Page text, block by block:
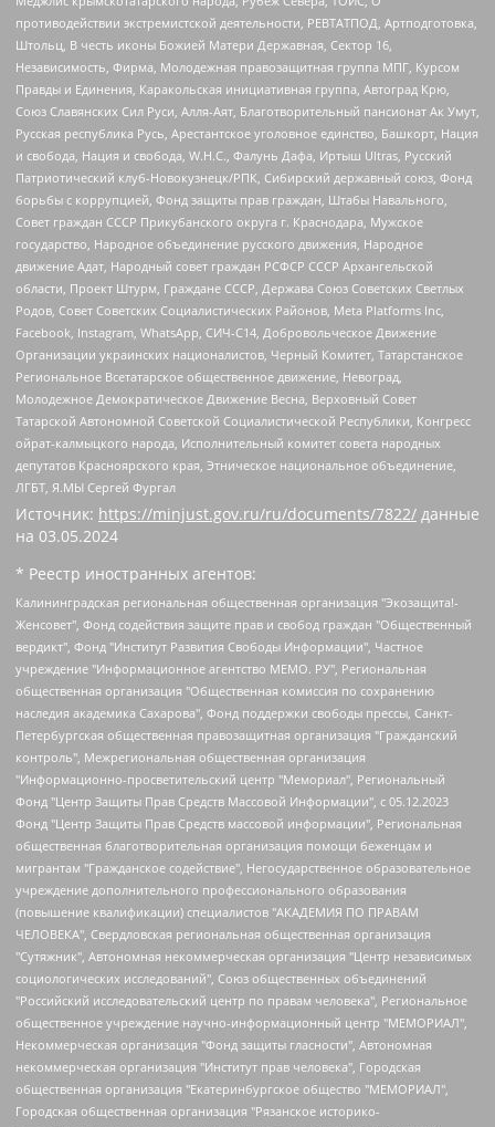
противодействии экстремистской деятельности, РЕВТАТПОД, Артподготовка,
Штольц, В честь иконы Божией Матери Державная, Сектор 16,
Независимость, Фирма, Молодежная правозащитная группа МПГ, Курсом
Правды и Единения, Каракольская инициативная группа, Автоград Крю,
Союз Славянских Сил Руси, Алля-Аят, Благотворительный пансионат Ак Умут,
Русская республика Русь, Арестантское уголовное единство, Башкорт, Нация
и свобода, Нация и свобода, W.H.С., Фалунь Дафа, Иртыш Ultras, Русский
Патриотический клуб-Новокузнецк/РПК, Сибирский державный союз, Фонд
борьбы с коррупцией, Фонд защиты прав граждан, Штабы Навального,
Совет граждан СССР Прикубанского округа г. Краснодара, Мужское
государство, Народное объединение русского движения, Народное
движение Адат, Народный совет граждан РСФСР СССР Архангельской
области, Проект Штурм, Граждане СССР, Держава Союз Советских Светлых
Родов, Совет Советских Социалистических Районов, Meta Platforms Inc,
Facebook, Instagram, WhatsApp, СИЧ-С14, Добровольческое Движение
Организации украинских националистов, Черный Комитет, Татарстанское
Региональное Всетатарское общественное движение, Невоград,
Молодежное Демократическое Движение Весна, Верховный Совет
Татарской Автономной Советской Социалистической Республики, Конгресс
ойрат-калмыцкого народа, Исполнительный комитет совета народных
депутатов Красноярского края, Этническое национальное объединение,
ЛГБТ, Я.МЫ Сергей Фургал
Источник: https://minjust.gov.ru/ru/documents/7822/ данные
на 03.05.2024
* Реестр иностранных агентов:
Калининградская региональная общественная организация "Экозащита!-Женсовет", Фонд содействия защите прав и свобод граждан "Общественный вердикт", Фонд "Институт Развития Свободы Информации", Частное учреждение "Информационное агентство МЕМО. РУ", Региональная общественная организация "Общественная комиссия по сохранению наследия академика Сахарова", Фонд поддержки свободы прессы, Санкт-Петербургская общественная правозащитная организация "Гражданский контроль", Межрегиональная общественная организация "Информационно-просветительский центр "Мемориал", Региональный Фонд "Центр Защиты Прав Средств Массовой Информации", с 05.12.2023 Фонд "Центр Защиты Прав Средств массовой информации", Региональная общественная благотворительная организация помощи беженцам и мигрантам "Гражданское содействие", Негосударственное образовательное учреждение дополнительного профессионального образования (повышение квалификации) специалистов "АКАДЕМИЯ ПО ПРАВАМ ЧЕЛОВЕКА", Свердловская региональная общественная организация "Сутяжник", Автономная некоммерческая организация "Центр независимых социологических исследований", Союз общественных объединений "Российский исследовательский центр по правам человека", Региональное общественное учреждение научно-информационный центр "МЕМОРИАЛ", Некоммерческая организация "Фонд защиты гласности", Автономная некоммерческая организация "Институт прав человека", Городская общественная организация "Екатеринбургское общество "МЕМОРИАЛ", Городская общественная организация "Рязанское историко-просветительское и правозащитное общество "Мемориал" (Рязанский Мемориал), Челябинский региональный орган общественной самодеятельности – женское общественное объединение "Женщины Евразии", Челябинский региональный орган общественной самодеятельности "Уральская правозащитная группа", Фонд содействия защите здоровья и социальной справедливости имени Андрея Рылькова, Автономная Некоммерческая Организация "Аналитический Центр Юрия Левады", Автономная некоммерческая организация социальной поддержки населения "Проект Апрель", Региональная общественная организация помощи женщинам и детям, находящимся в кризисной ситуации "Информационно-методический центр "Анна", Фонд содействия развитию массовых коммуникаций и правовому просвещению "Так-так-Так", Фонд содействия устойчивому развитию "Серебряная тайга", Свердловский региональный общественный фонд социальных проектов "Новое время", "Idel.Реалии", Кавказ.Реалии, Крым.Реалии, Телеканал Настоящее Время, Татаро-башкирская служба Радио Свобода (Azatliq Radiosi), Радио Свободная Европа/Радио Свобода (PCE/PC), "Сибирь.Реалии", "Фактограф", Благотворительный фонд помощи осужденным и их семьям, Автономная некоммерческая организация "Институт глобализации и социальных движений", Фонд "В защиту прав заключенных", Частное учреждение "Центр поддержки и содействия развитию средств массовой информации", Пензенский региональный общественный благотворительный фонд "Гражданский союз", "Север.Реалии", Некоммерческая организация Фонд "Правовая инициатива", Общество с ограниченной ответственностью "Радио Свободная Европа/Радио Свобода", Чешское информационное агентство "MEDIUM-ORIENT", Красноярская региональная общественная организация "Мы против СПИДа", Камалягин Денис Николаевич, Маркелов Сергей Евгеньевич, Пономарев Лев Александрович, Савицкая Людмила Алексеевна, Автономная некоммерческая организация "Центр по работе с проблемой насилия "НАСИЛИЮ.НЕТ", Межрегиональный профессиональный союз работников здравоохранения "Альянс врачей", Юридическое лицо, зарегистрированное в Латвийской Республике, SIA "Medusa Project" (регистрационный номер 40103797863, дата регистрации 10.06.2014), Некоммерческая организация "Фонд по борьбе с коррупцией", Автономная некоммерческая организация "Институт права и публичной политики", Баданин Роман Сергеевич, Гликин Максим Александрович, Железнова Мария Михайловна, Лукьянова Юлия Сергеевна, Маетная Елизавета Витальевна, Маняхин Петр Борисович, Чуракова Ольга Владимировна, Ярош Юлия Петровна, Юридическое лицо "The Insider SIA", зарегистрированное в Риге, Латвийская Республика (дата регистрации 26.06.2015), являющееся администратором доменного имени интернет-издания "The Insider SIA", https://theins.ru, Постернак Алексей Евгеньевич, Рубин Михаил Аркадьевич, Анин Роман Александрович, Юридическое лицо Istories fonds, зарегистрированное в Латвийской Республике (регистрационный номер 50008295751, дата регистрации 24.02.2020), Великовский Дмитрий Александрович, Долинина Ирина Николаевна, Мароховская Алеся Алексеевна, Шлейнов Роман Юрьевич, Шмагун Олеся Валентиновна, Общество с ограниченной ответственностью "Альтаир 2021", Общество с ограниченной ответственностью "Вега 2021", Общество с ограниченной ответственностью "Главный редактор 2021", Общество с ограниченной ответственностью "Ромашки монолит", Важенков Артем Валерьевич, Ивановская областная общественная организация "Центр гендерных исследований", Гурман Юрий Альбертович, Медиапроект "ОВД-Инфо", Егоров Владимир Владимирович, Жилинский Владимир Александрович, Общество с ограниченной ответственностью "ЗП", Иванова София Юрьевна, Карезина Инна Павловна, Кильтау Екатерина Викторовна, Петров Алексей Викторович, Пискунов Сергей Евгеньевич, Смирнов Сергей Сергеевич, Тихонов Михаил Сергеевич, Общество с ограниченной ответственностью "ЖУРНАЛИСТ-ИНОСТРАННЫЙ АГЕНТ", Арапова Галина Юрьевна, Вольтская Татьяна Анатольевна, Американская компания "Mason G.E.S. Anonymous Foundation" (США), являющаяся владельцем интернет-издания https://mnews.world/, Компания "Stichting Bellingcat", зарегистрированная в Нидерландах (дата регистрации 11.07.2018), Захаров Андрей Вячеславович, Клепиковская Екатерина Дмитриевна, Общество с ограниченной ответственностью "МЕМО", Перл Роман Александрович, Симонов Евгений Алексеевич, Соловьева Елена Анатольевна, Сотников Даниил Владимирович, Сурначева Елизавета Дмитриевна, Автономная некоммерческая организация по защите прав человека и информированию населения "Якутия – Наше Мнение", Общество с ограниченной ответственностью "Москоу диджитал медиа", с 26.01.2023 Общество с ограниченной ответственностью "Чайка Белые сады", Ветошкина Валерия Валерьевна, Заговора Максим Александрович, Межрегиональное общественное движение "Российская ЛГБТ - сеть", Оленичев Максим Владимирович, Павлов Иван Юрьевич, Скворцова Елена Сергеевна, Общество с ограниченной ответственностью "Как бы инагент", Кочетков Игорь Викторович, Общество с ограниченной ответственностью "Честные выборы", Еланчик Олег Александрович, Общество с ограниченной ответственностью "Нобелевский призыв", Гималова Регина Эмилевна, Григорьев Андрей Валерьевич, Григорьева Алина Александровна, Ассоциация по содействию защите прав призывников, альтернативнослужащих и военнослужащих "Правозащитная группа "Гражданин.Армия.Право", Хисамова Регина Фаритовна, Автономная некоммерческая организация по реализации социально-правовых программ "Лилит", Дальневосточное общественное движение "Маяк", Санкт-Петербургская ЛГБТ-инициативная группа "Выход", Инициативная группа ЛГБТ+ "Реверс", Алексеев Андрей Викторович, Бекбулатова Таисия Львовна, Беляев Иван Михайлович, Владыкина Елена Сергеевна, Гельман Марат Александрович, Никульшина Вероника Юрьевна, Толоконникова Надежда Андреевна, Шендерович Виктор Анатольевич, Общество с ограниченной ответственностью "Данное сообщение", Общество с ограниченной ответственностью Издательский дом "Новая глава", Айнбиндер Александра Александровна, Московский комьюнити-центр для ЛГБТ+инициатив, Благотворительный фонд развития филантропии, Deutsche Welle (Германия, Kurt-Schumacher-Strasse 3, 53113 Bonn), Борзунова Мария Михайловна, Воробьев Виктор Викторович, Голубева Анна Львовна, Константинова Алла Михайловна, Малкова Ирина Владимировна, Мурадов Мурад Абдулгалимович, Осетинская Елизавета Николаевна, Понасенков Евгений Николаевич, Ганапольский Матвей Юрьевич, Киселев Евгений Алексеевич, Борухович Ирина Григорьевна, Дремин Иван Тимофеевич, Дубровский Дмитрий Викторович, Красноярская региональная общественная организация поддержки и развития альтернативных образовательных технологий и межкультурных коммуникаций "ИНТЕРРА", Маяковская Екатерина Алексеевна, Фейгин Марк Захарович, Филимонов Андрей Викторович, Дзугкоева Регина Николаевна, Доброхотов Роман Александрович, Дудь Юрий Александрович, Елкин Сергей Владимирович, Кругликов Кирилл Игоревич, Сабунаева Мария Леонидовна, Семенов Алексей Владимирович, Шаинян Карен Багратович, Шульман Екатерина Михайловна, Асафьев Артур Валерьевич, Вахштайн Виктор Семенович, Венедиктов Алексей Алексеевич, Лушникова Екатерина Евгеньевна, Волков Леонид Михайлович, Невзоров Александр Глебович, Пархоменко Сергей Борисович, Сироткин Ярослав Николаевич, Кара-Мурза Владимир Владимирович, Баранова Наталья Владимировна, Гозман Леонид Яковлевич, Кагарлицкий Борис Юльевич, Климарев Михаил Валерьевич, Милов Владимир Станиславович, Автономная некоммерческая организация Краснодарский центр современного искусства "Типография", Моргенштерн Алишер Тагирович, Соболь Любовь Эдуардовна, Общество с ограниченной ответственностью "ЛИЗА НОРМ", Каспаров Гарри Кимович, Ходорковский Михаил Борисович, Общество с ограниченной ответственностью "Апрельские тезисы", Данилович Ирина Брониславовна, Кашин Олег Владимирович, Петров Николай Владимирович, Пивоваров Алексей Владимирович, Соколов Михаил Владимирович, Цветкова Юлия Владимировна, Чичваркин Евгений Александрович, Комитет против пыток/Команда против пыток, Общество с ограниченной ответственностью "Первый научный", Общество с ограниченной ответственностью "Вертолет и ко", Белоцерковская Вероника Борисовна, Кац Максим Евгеньевич, Лазарева Татьяна Юрьевна, Шаведдинов Руслан Табризович, Яшин Илья Валерьевич, Общество с ограниченной ответственностью "Иноагент ААВ", Алешковский Дмитрий Петрович, Альбац Евгения Марковна, Быков Дмитрий Львович, Галямина Юлия Евгеньевна, Лойко Сергей Леонидович, Мартынов Кирилл Константинович, Медведев Сергей Александрович, Крашенинников Федор Геннадиевич, Гордеева Катерина Вл